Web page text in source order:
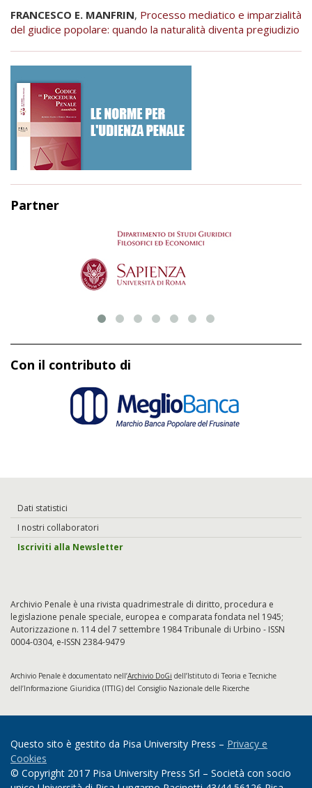
FRANCESCO E. MANFRIN, Processo mediatico e imparzialità
del giudice popolare: quando la naturalità diventa pregiudizio
Partner
Con il contributo di
Dati statistici
I nostri collaboratori
Iscriviti alla Newsletter
Archivio Penale è una rivista quadrimestrale di diritto, procedura e
legislazione penale speciale, europea e comparata fondata nel 1945;
Autorizzazione n. 114 del 7 settembre 1984 Tribunale di Urbino - ISSN
0004-0304, e-ISSN 2384-9479
Archivio Penale è documentato nell’Archivio DoGi dell’Istituto di Teoria e Tecniche
dell’Informazione Giuridica (ITTIG) del Consiglio Nazionale delle Ricerche
Questo sito è gestito da Pisa University Press – Privacy e
Cookies
© Copyright 2017 Pisa University Press Srl – Società con socio